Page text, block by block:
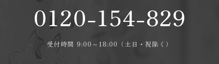
0120-154-829
受付時間 9:00～18:00（土日・祝除く）